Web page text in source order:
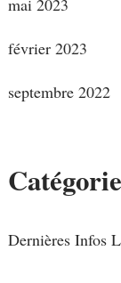
mai 2023
février 2023
septembre 2022
Dernières Infos